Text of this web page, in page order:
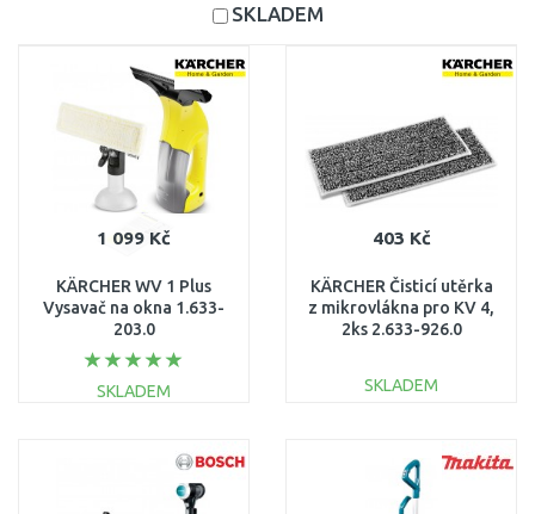
SKLADEM
1 099 Kč
KÄRCHER WV 1 Plus
Vysavač na okna 1.633-
203.0
SKLADEM
403 Kč
KÄRCHER Čisticí utěrka
z mikrovlákna pro KV 4,
2ks 2.633-926.0
SKLADEM
Porovnat